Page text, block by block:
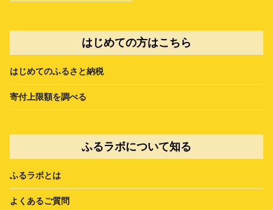
はじめての方はこちら
はじめてのふるさと納税
寄付上限額を調べる
ふるラボについて知る
ふるラボとは
よくあるご質問